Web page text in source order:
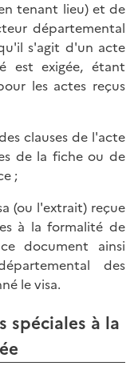
tenant lieu) et de
départemental
s'agit d'un acte
est exigée, étant
les actes reçus
clauses de l'acte
de la fiche ou de
;
(ou l'extrait) reçue
à la formalité de
document ainsi
des
le visa.
spéciales à la